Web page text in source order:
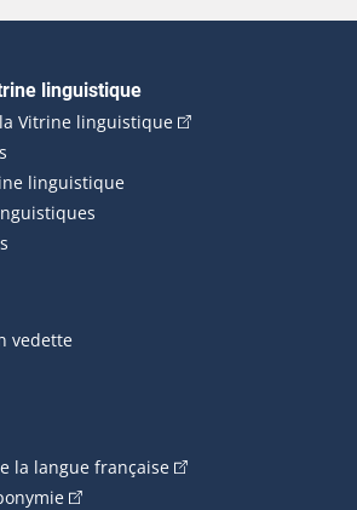
principale
linguistique
Vitrine linguistique(Cet hyperlien
linguistique
vedette
la langue française(Cet hyperlien
(Cet hyperlien externe s'ouvrira